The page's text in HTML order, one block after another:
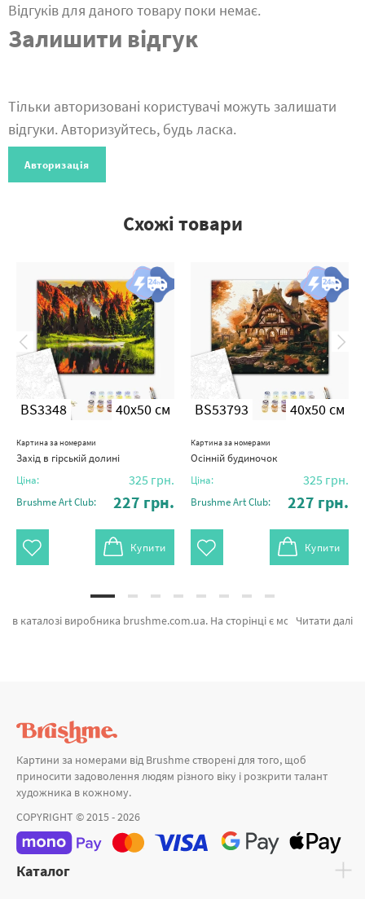
Відгуків для даного товару поки немає.
Залишити відгук
Тільки авторизовані користувачі можуть залишати
відгуки. Авторизуйтесь, будь ласка.
Авторизація
Схожі товари
BS3348 40x50 см
Картина за номерами
Захід в гірській долині
Ціна: 325 грн.
Brushme Art Club: 227 грн.
Купити
BS53793 40x50 см
Картина за номерами
Осінній будиночок
Ціна: 325 грн.
Brushme Art Club: 227 грн.
Купити
Читати далі
в каталозі виробника brushme.com.ua. На сторінці є можливість обрати Картина за номерами В ритме города від провідного бренду Brushme який славиться авторським підходом. Кожен продукт розділу «» з гарантією та підтверджений досвідом клієнтів. GX3376, Північне сяйво и Кемпінг під зірками © Roksolana Baran а также широкий вибір позицій за прийнятною ціною. Купуючи Море та картини за номерами лондон, ми швидко відправимо в Одесу або невелике місто. Квіти та\або картини за номерами ангел, придбайте прямо зараз!
Картини за номерами від Brushme створені для того, щоб
приносити задоволення людям різного віку і розкрити талант
художника в кожному.
COPYRIGHT © 2015 - 2026
Каталог